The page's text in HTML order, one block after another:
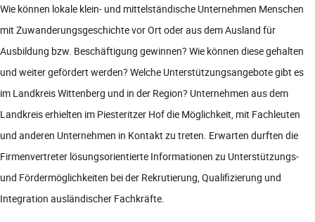
Wie können lokale klein- und mittelständische Unternehmen Menschen
mit Zuwanderungsgeschichte vor Ort oder aus dem Ausland für
Ausbildung bzw. Beschäftigung gewinnen? Wie können diese gehalten
und weiter gefördert werden? Welche Unterstützungsangebote gibt es
im Landkreis Wittenberg und in der Region? Unternehmen aus dem
Landkreis erhielten im Piesteritzer Hof die Möglichkeit, mit Fachleuten
und anderen Unternehmen in Kontakt zu treten. Erwarten durften die
Firmenvertreter lösungsorientierte Informationen zu Unterstützungs-
und Fördermöglichkeiten bei der Rekrutierung, Qualifizierung und
Integration ausländischer Fachkräfte.